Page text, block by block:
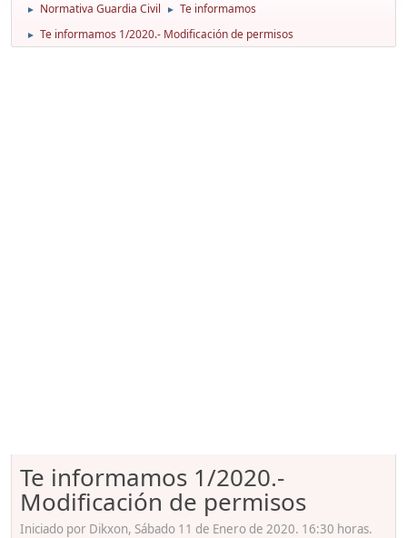
► Normativa Guardia Civil ► Te informamos
► Te informamos 1/2020.- Modificación de permisos
Te informamos 1/2020.-
Modificación de permisos
Iniciado por Dikxon, Sábado 11 de Enero de 2020. 16:30 horas.